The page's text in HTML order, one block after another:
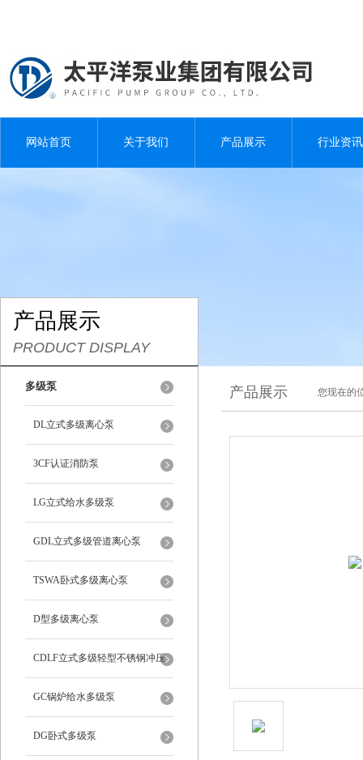
网站首页 关于我们 产品展示 行业资讯
产品展示
PRODUCT DISPLAY
多级泵
DL立式多级离心泵
3CF认证消防泵
LG立式给水多级泵
GDL立式多级管道离心泵
TSWA卧式多级离心泵
D型多级离心泵
CDLF立式多级轻型不锈钢冲压
泵
GC锅炉给水多级泵
DG卧式多级泵
产品展示 您现在的